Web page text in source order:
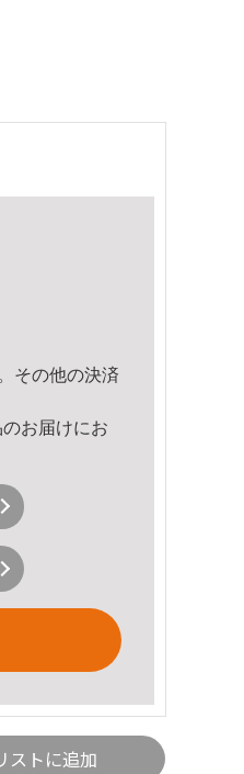
その他の決済
お届けにお
ストに追加